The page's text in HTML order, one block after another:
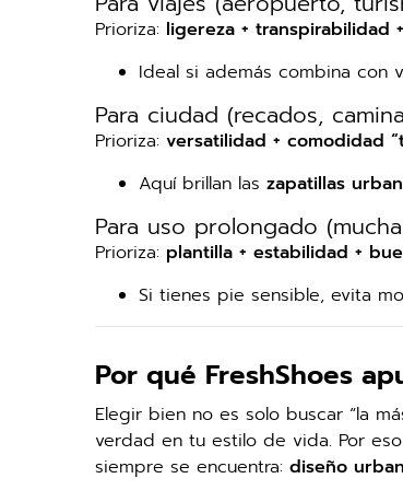
Prioriza: ligereza + transpirabilidad
Ideal si además combina con
Para ciudad (recados,
Prioriza: versatilidad + comodidad
Aquí brillan las zapatillas
Para uso prolongado
Prioriza: plantilla + estabilidad +
Si tienes pie sensible, evita
Por qué FreshShoes
Elegir bien no es solo buscar “la
verdad en tu estilo de vida. Por
siempre se encuentra: diseño